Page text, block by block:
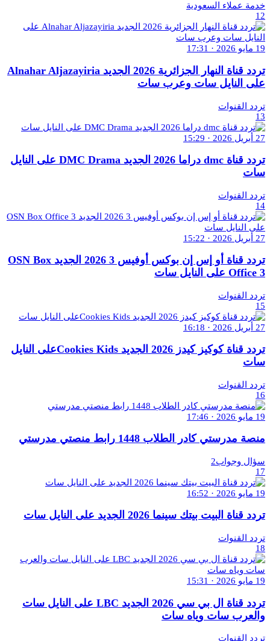
خدمة عملاء السعودية
12
19 مايو 2026 · 17:31
تردد قناة النهار الجزائرية 2026 الجديد Alnahar Aljazayiria
على النايل سات وعرب سات
تردد القنوات
13
27 أبريل 2026 · 15:29
تردد قناة dmc دراما 2026 الجديد DMC Drama على النايل
سات
تردد القنوات
14
27 أبريل 2026 · 15:22
تردد قناة أو إس إن بوكس أوفيس 3 2026 الجديد OSN Box
Office 3 على النايل سات
تردد القنوات
15
27 أبريل 2026 · 16:18
تردد قناة كوكيز كيدز 2026 الجديد Cookies Kidsعلى النايل
سات
تردد القنوات
16
19 مايو 2026 · 17:46
منصة مدرستي كادر الطلاب 1448 رابط منصتي مدرستي
سؤال وجواب2
17
19 مايو 2026 · 16:52
تردد قناة البيت بيتك سينما 2026 الجديد على النايل سات
تردد القنوات
18
19 مايو 2026 · 15:31
تردد قناة ال بي سي 2026 الجديد LBC على النايل سات
والعرب سات وياه سات
تردد القنوات